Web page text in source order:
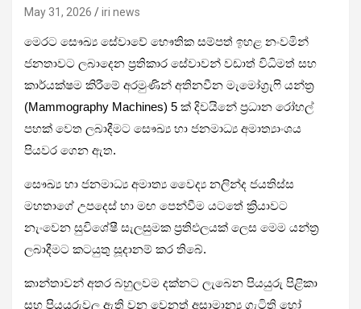
May 31, 2026 iri news
මෙරට සෞඛ්‍ය සේවාවේ භෞතික සම්පත් ඉහළ නංවමින්
ජනතාවට ලබාදෙන ප්‍රතිකාර සේවාවන් වඩාත් විධිමත් සහ
කාර්යක්ෂම කිරීමේ අරමුණින් අතිනවීන මැමෝග්‍රැෆි යන්ත්‍ර
(Mammography Machines) 5 ක් දිවයිනේ ප්‍රධාන රෝහල්
පහක් වෙත ලබාදීමට සෞඛ්‍ය හා ජනමාධ්‍ය අමාත්‍යාංශය
පියවර ගෙන ඇත.
සෞඛ්‍ය හා ජනමාධ්‍ය අමාත්‍ය වෛද්‍ය නලින්ද ජයතිස්ස
මහතාගේ උපදෙස් හා මඟ පෙන්වීම යටතේ ක්‍රියාවට
නැංවෙන සුවිශේෂී සැලසුමක ප්‍රතිඵලයක් ලෙස මෙම යන්ත්‍ර
ලබාදීමට කටයුතු සූදානම් කර තිබේ.
කාන්තාවන් අතර බහුලවම දක්නට ලැබෙන පියයුරු පිළිකා
සහ පියයුරුවල ඇති වන වෙනත් අසාමාන්‍ය ගැටිති හෝ